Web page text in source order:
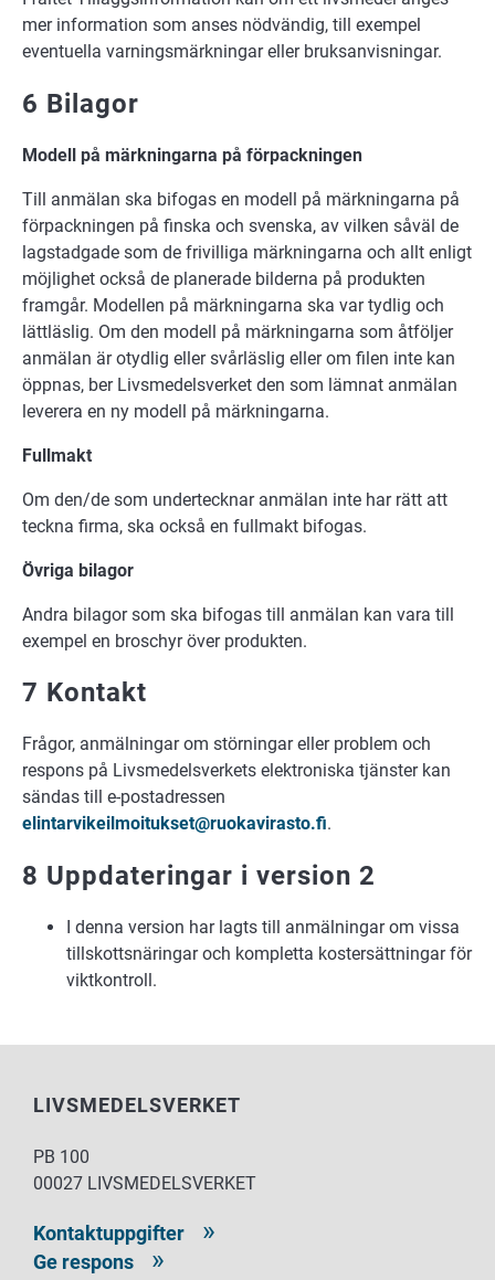
mer information som anses nödvändig, till exempel
eventuella varningsmärkningar eller bruksanvisningar.
6 Bilagor
Modell på märkningarna på förpackningen
Till anmälan ska bifogas en modell på märkningarna på
förpackningen på finska och svenska, av vilken såväl de
lagstadgade som de frivilliga märkningarna och allt enligt
möjlighet också de planerade bilderna på produkten
framgår. Modellen på märkningarna ska var tydlig och
lättläslig. Om den modell på märkningarna som åtföljer
anmälan är otydlig eller svårläslig eller om filen inte kan
öppnas, ber Livsmedelsverket den som lämnat anmälan
leverera en ny modell på märkningarna.
Fullmakt
Om den/de som undertecknar anmälan inte har rätt att
teckna firma, ska också en fullmakt bifogas.
Övriga bilagor
Andra bilagor som ska bifogas till anmälan kan vara till
exempel en broschyr över produkten.
7 Kontakt
Frågor, anmälningar om störningar eller problem och
respons på Livsmedelsverkets elektroniska tjänster kan
sändas till e-postadressen
elintarvikeilmoitukset@ruokavirasto.fi.
8 Uppdateringar i version 2
I denna version har lagts till anmälningar om vissa
tillskottsnäringar och kompletta kostersättningar för
viktkontroll.
LIVSMEDELSVERKET
PB 100
00027 LIVSMEDELSVERKET
Kontaktuppgifter
Ge respons